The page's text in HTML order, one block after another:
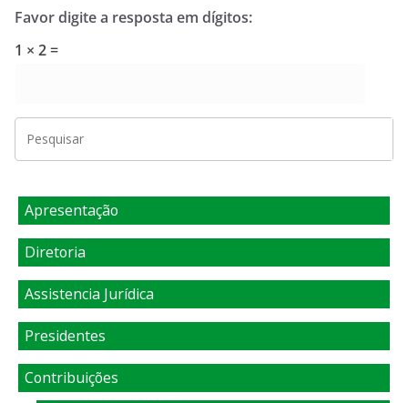
Favor digite a resposta em dígitos:
1 × 2 =
Apresentação
Diretoria
Assistencia Jurídica
Presidentes
Contribuições